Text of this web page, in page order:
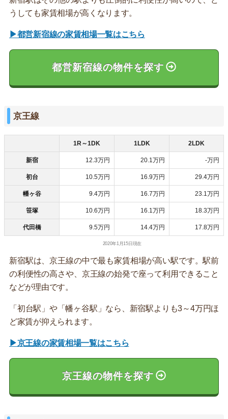
うしても家賃相場が高くなります。
▶都営新宿線の家賃相場一覧はこちら
都営新宿線の物件を探す
京王線
1R～1DK 1LDK 2LDK
新宿 12.3万円 20.1万円 -万円
初台 10.5万円 16.9万円 29.4万円
幡ヶ谷 9.4万円 16.7万円 23.1万円
笹塚 10.6万円 16.1万円 18.3万円
代田橋 9.5万円 14.4万円 17.8万円
2020年1月15日現在
新宿駅は、京王線の中で最も家賃相場が高い駅です。駅前
の利便性の高さや、京王線の始発で座って利用できること
などが理由です。
「初台駅」や「幡ヶ谷駅」なら、新宿駅よりも3～4万円ほ
ど家賃が抑えられます。
▶京王線の家賃相場一覧はこちら
京王線の物件を探す